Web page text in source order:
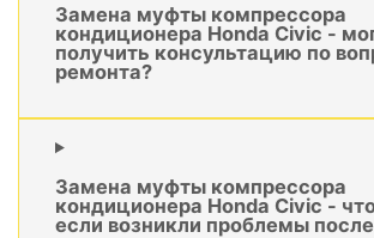
Замена муфты компрессора
кондиционера Honda Civic -
получить консультацию по
ремонта?
Замена муфты компрессора
кондиционера Honda Civic -
если возникли проблемы